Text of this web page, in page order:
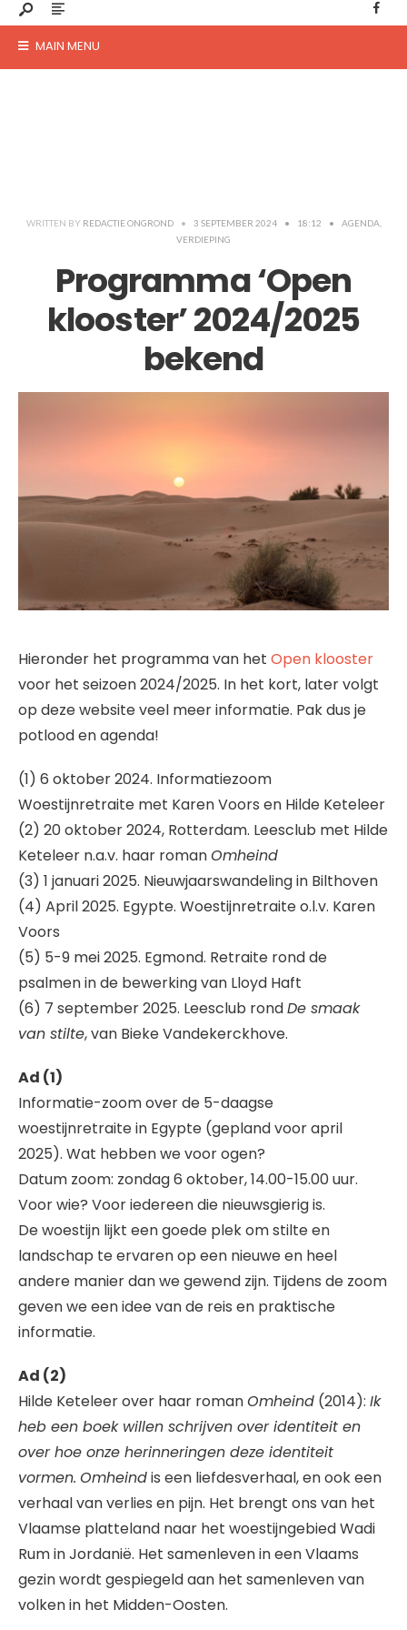
MAIN MENU
WRITTEN BY REDACTIE ONGROND • 3 SEPTEMBER 2024 • 18:12 • AGENDA
VERDIEPING
Programma ‘Open
klooster’ 2024/2025
bekend
Hieronder het programma van het Open klooster
voor het seizoen 2024/2025. In het kort, later volgt
op deze website veel meer informatie. Pak dus je
potlood en agenda!
(1) 6 oktober 2024. Informatiezoom
Woestijnretraite met Karen Voors en Hilde Keteleer
(2) 20 oktober 2024, Rotterdam. Leesclub met Hilde
Keteleer n.a.v. haar romanOmheind
(3) 1 januari 2025. Nieuwjaarswandeling in Bilthoven
(4) April 2025. Egypte. Woestijnretraite o.l.v. Karen
Voors
(5) 5-9 mei 2025. Egmond. Retraite rond de
psalmen in de bewerking van Lloyd Haft
(6) 7 september 2025. Leesclub rondDe smaak
van stilte, van Bieke Vandekerckhove.
Ad (1)
Informatie-zoom over de 5-daagse
woestijnretraite in Egypte (gepland voor april
2025). Wat hebben we voor ogen?
Datum zoom: zondag 6 oktober, 14.00-15.00 uur.
Voor wie? Voor iedereen die nieuwsgierig is.
De woestijn lijkt een goede plek om stilte en
landschap te ervaren op een nieuwe en heel
andere manier dan we gewend zijn. Tijdens de zoom
geven we een idee van de reis en praktische
informatie.
Ad (2)
Hilde Keteleer over haar romanOmheind (2014): Ik
heb een boek willen schrijven over identiteit en
over hoe onze herinneringen deze identiteit
vormen. Omheindis een liefdesverhaal, en ook een
verhaal van verlies en pijn. Het brengt ons van het
Vlaamse platteland naar het woestijngebied Wadi
Rum in Jordanië. Het samenleven in een Vlaams
gezin wordt gespiegeld aan het samenleven van
volken in het Midden-Oosten.